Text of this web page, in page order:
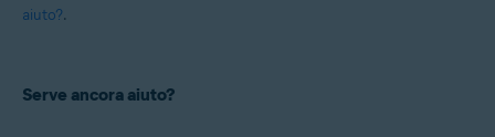
aiuto?.
Serve ancora aiuto?